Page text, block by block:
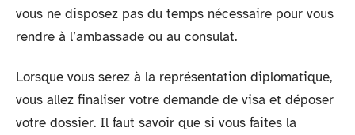
vous ne disposez pas du temps nécessaire pour vous
rendre à l’ambassade ou au consulat.
Lorsque vous serez à la représentation diplomatique,
vous allez finaliser votre demande de visa et déposer
votre dossier. Il faut savoir que si vous faites la